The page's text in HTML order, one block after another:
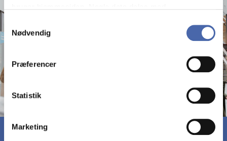
markedsføring. Du bestemmer selv - og kan altid trække
Nødvendig
Præferencer
Statistik
Marketing